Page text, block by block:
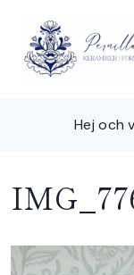
content
Hej och